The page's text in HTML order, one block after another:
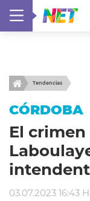
Tendencias
CÓRDOBA
El
03.07.2023 16:43